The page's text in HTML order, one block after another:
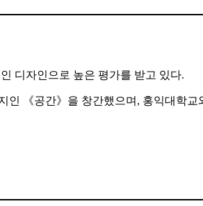
디자인으로 높은 평가를 받고 있다.
인 《공간》을 창간했으며, 홍익대학교